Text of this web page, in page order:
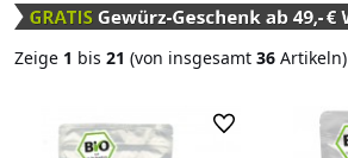
Zeige 1 bis 21 (von insgesamt 36 Artikeln)